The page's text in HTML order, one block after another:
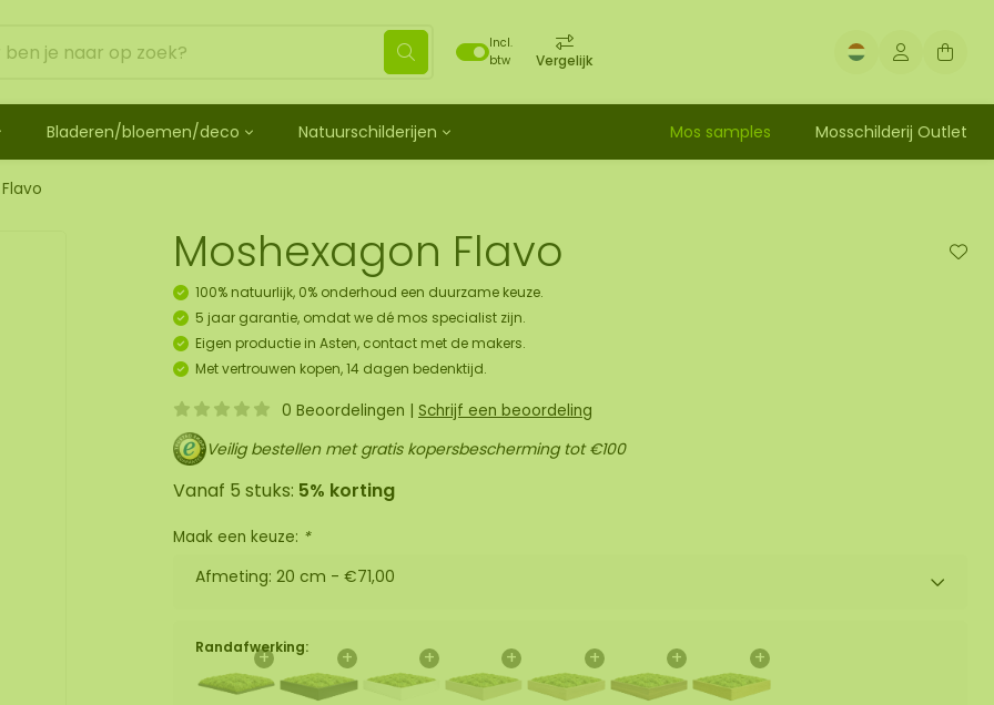
Incl.
btw
Vergelijk
Mosdots [TIP]
Mosdot Cuatro
Mosdot set
en spray
Los mos behandeld
Bolmos
Fluff mos
ECO mos [Budget]
moscadeau idee
Bladeren/bloemen/deco
bladeren
Natuurschilderijen Mos samples Mosschilderij Outlet
Moshexagon Flavo
100% natuurlijk, 0% onderhoud een duurzame keuze.
5 jaar garantie, omdat we dé mos specialist zijn.
Eigen productie in Asten, contact met de makers.
Met vertrouwen kopen, 14 dagen bedenktijd.
0 Beoordelingen | Schrijf een beoordeling
Veilig bestellen met gratis kopersbescherming tot €100
Vanaf 5 stuks: 5% korting
Maak een keuze: *
Afmeting: 20 cm - €71,00
Randafwerking:
+ + + + + + +